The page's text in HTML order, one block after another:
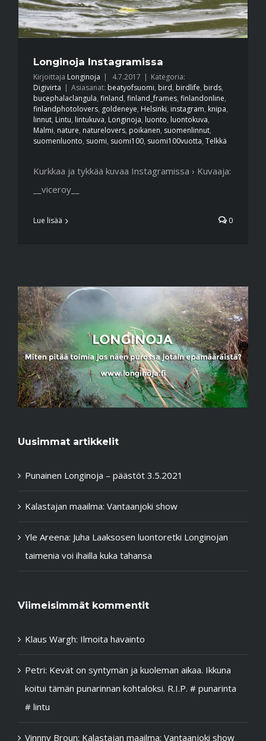
Longinoja Instagramissa
Kirjoittaja Longinoja 4.7.2017
Kategoria:
Digivirta
Asiasanat: beatyofsuomi, bird, birdlife, birds,
bucephalaclangula, finland, finland_frames, finlandonline,
finlandphotolovers, goldeneye, Helsinki, instagram, knipa,
linnut, Lintu, lintukuva, Longinoja, luonto, luontokuva,
Malmi, nature, naturelovers, poikanen, suomenlinnut,
suomenluonto, suomi, suomi100, suomi100vuotta, Telkkä
Kurkkaa ja tykkää kuvaa Instagramissa › Kuvaaja:
__viceroy__
Lue lisää 0
Uusimmat artikkelit
Punainen Longinoja – päästöt 3.5.2021
Kalastajan maailma: Vantaanjoki show
Yle Areena: Juha Laaksosen luontoretki Longinojan
taimenia voi ihailla kuka tahansa
Viimeisimmät kommentit
Klaus Wargh: Ilmoita havainto
Petri: Kevät on syntymän ja kuoleman aikaa. Ikkuna
koitui tämän punarinnan kohtaloksi. R.I.P. # punarinta
# lintu
Vinnny Broun: Kalastajan maailma: Vantaanjoki show